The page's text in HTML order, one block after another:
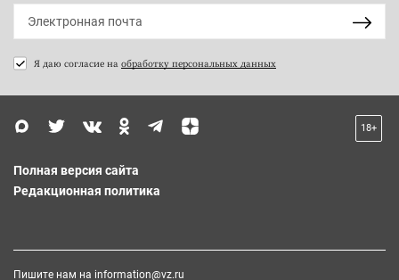
Я даю согласие на обработку персональных данных
18+
Полная версия сайта
Редакционная политика
Пишите нам на information@vz.ru